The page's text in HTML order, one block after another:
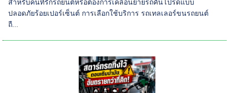
สำหรับคนที่รักรถยนต์หรือต้องการเคลื่อนย้ายรถคันโปรดแบบ
ปลอดภัยร้อยเปอร์เซ็นต์ การเลือกใช้บริการ รถเทลเลอร์ขนรถยนต์
ถื...